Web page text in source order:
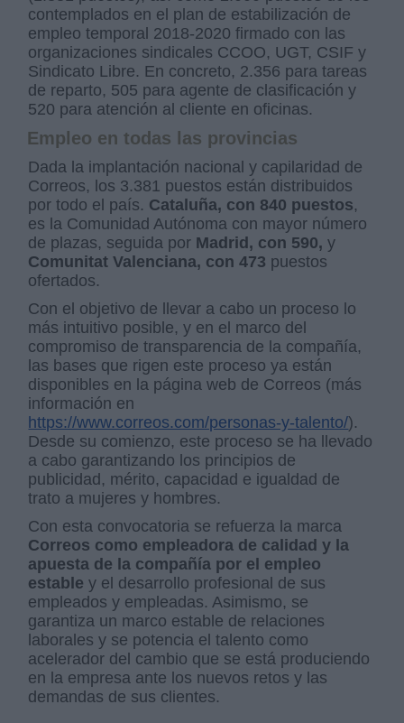
contemplados en el plan de estabilización de
empleo temporal 2018-2020 firmado con las
organizaciones sindicales CCOO, UGT, CSIF y
Sindicato Libre. En concreto, 2.356 para tareas
de reparto, 505 para agente de clasificación y
520 para atención al cliente en oficinas.
Empleo en todas las provincias
Dada la implantación nacional y capilaridad de
Correos, los 3.381 puestos están distribuidos
por todo el país. Cataluña, con 840 puestos,
es la Comunidad Autónoma con mayor número
de plazas, seguida por Madrid, con 590, y
Comunitat Valenciana, con 473 puestos
ofertados.
Con el objetivo de llevar a cabo un proceso lo
más intuitivo posible, y en el marco del
compromiso de transparencia de la compañía,
las bases que rigen este proceso ya están
disponibles en la página web de Correos (más
información en
https://www.correos.com/personas-y-talento/).
Desde su comienzo, este proceso se ha llevado
a cabo garantizando los principios de
publicidad, mérito, capacidad e igualdad de
trato a mujeres y hombres.
Con esta convocatoria se refuerza la marca
Correos como empleadora de calidad y la
apuesta de la compañía por el empleo
estable y el desarrollo profesional de sus
empleados y empleadas. Asimismo, se
garantiza un marco estable de relaciones
laborales y se potencia el talento como
acelerador del cambio que se está produciendo
en la empresa ante los nuevos retos y las
demandas de sus clientes.